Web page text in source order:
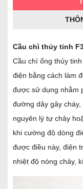
Cầu chì thủy tinh
Cầu chì ống thủy
điện bằng cách làm
được sử dụng nhằm
đường dây gây
nguyên lý tự chảy
khi cường độ dòng
được điều này, điện
nhiệt độ nóng chảy,